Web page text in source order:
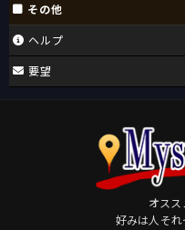
その他
ヘルプ
要望
オスス
好みは人そ